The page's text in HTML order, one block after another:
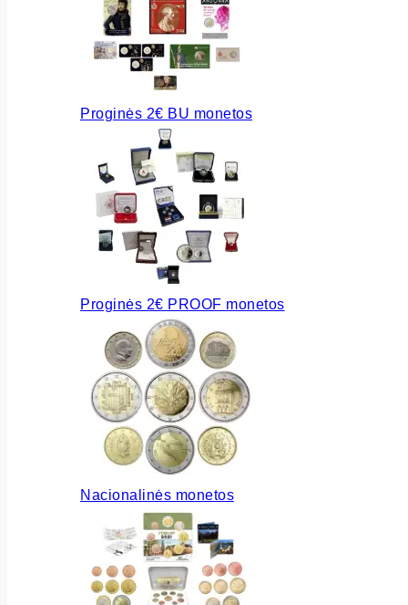
Proginės 2€ BU monetos
Proginės 2€ PROOF monetos
Nacionalinės monetos